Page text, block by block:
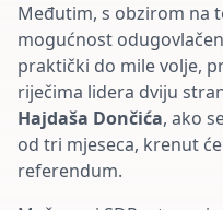
Međutim, s obzirom na
mogućnost
praktički do mile volje,
riječima lidera dviju
Hajdaša Dončića, ako
od tri mjeseca, krenut
referendum.